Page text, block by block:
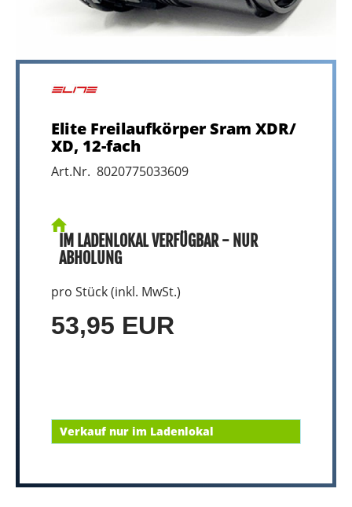
Elite Freilaufkörper Sram XDR/
XD, 12-fach
Art.Nr. 8020775033609
IM LADENLOKAL VERFÜGBAR - NUR
ABHOLUNG
pro Stück (inkl. MwSt.)
53,95 EUR
Verkauf nur im Ladenlokal